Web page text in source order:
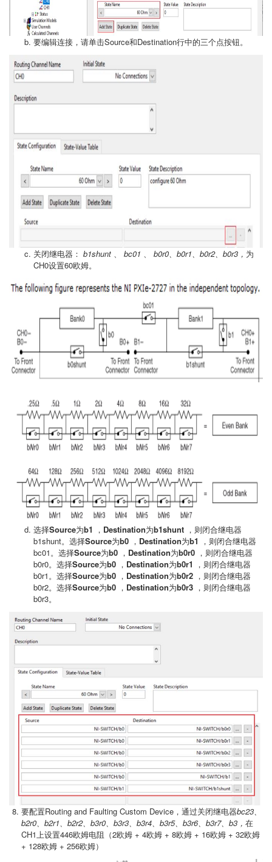
要编辑连接，请单击Source和Destination行中的三个点按钮。
关闭继电器： b1shunt 、 bc01 、 b0r0、b0r1、b0r2、b0r3， 为
CH0设置60欧姆。
选择Source为b1 ， Destination为b1shunt ，则闭合继电器
b1shunt。选择Source为b0 ， Destination为b1 ，则闭合继电器
bc01。选择Source为b0 ， Destination为b0r0 ，则闭合继电器
b0r0。选择Source为b0 ， Destination为b0r1 ，则闭合继电器
b0r1。选择Source为b0 ， Destination为b0r2 ，则闭合继电器
b0r2。选择Source为b0 ， Destination为b0r3 ，则闭合继电器
b0r3。
要配置Routing and Faulting Custom Device，通过关闭继电器bc23、
b2r0、b2r1、b2r2、b3r0、b3r3、b3r4、b3r5、b3r6、b3r7、b3， 在
CH1上设置446欧姆电阻（2欧姆 + 4欧姆 + 8欧姆 + 16欧姆 + 32欧姆
+ 128欧姆 + 256欧姆）